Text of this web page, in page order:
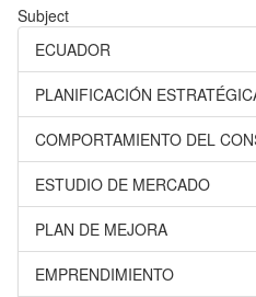
Subject
ECUADOR
PLANIFICACIÓN
COMPORTAMIENTO DEL
ESTUDIO DE MERCADO
PLAN DE MEJORA
EMPRENDIMIENTO